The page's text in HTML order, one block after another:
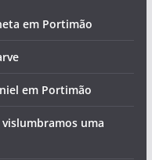
em Portimão
em Portimão
uma